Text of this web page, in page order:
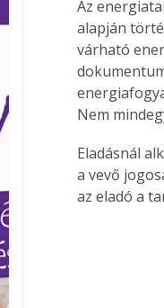
Ezermester
Laptapir kényelmes
mert: – t
Az
alapján
várható
Nem
Eladásnál
a vevő
az eladó a